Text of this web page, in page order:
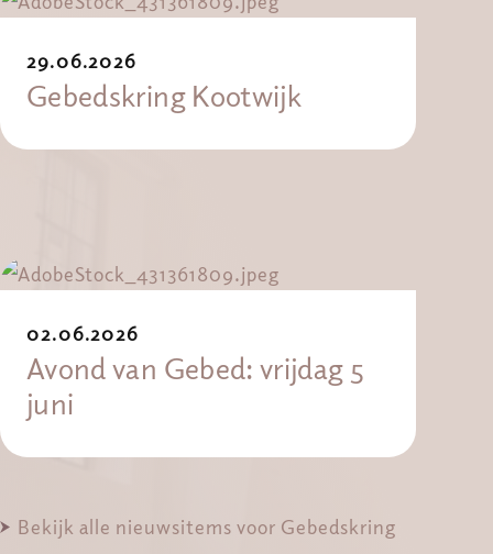
29.06.2026
Gebedskring Kootwijk
02.06.2026
Avond van Gebed: vrijdag 5
juni
Bekijk alle nieuwsitems voor Gebedskring